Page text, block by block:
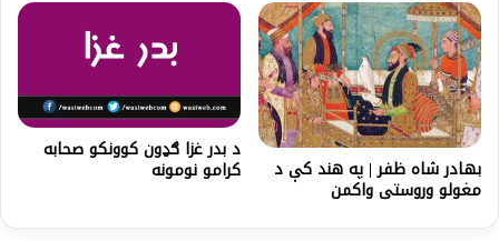
بهادر شاه ظفر | په هند کې د
مغولو وروستی واکمن
د بدر غزا ګډون کوونکو صحابه
کرامو نومونه